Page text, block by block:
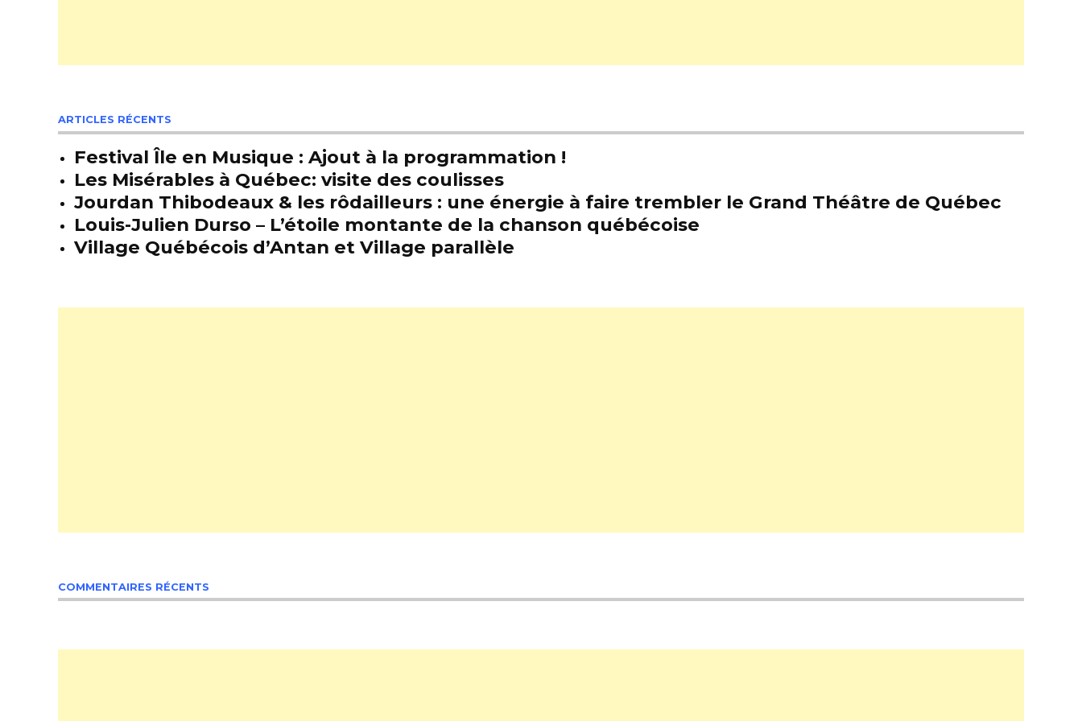
ARTICLES RÉCENTS
Festival Île en Musique : Ajout à la programmation !
Les Misérables à Québec: visite des coulisses
Jourdan Thibodeaux & les rôdailleurs : une énergie à faire trembler le Grand Théâtre de Québec
Louis-Julien Durso – L’étoile montante de la chanson québécoise
Village Québécois d’Antan et Village parallèle
COMMENTAIRES RÉCENTS